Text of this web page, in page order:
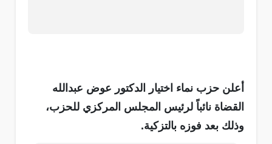
أعلن حزب نماء اختيار الدكتور عوض عبدالله
القضاة نائباً لرئيس المجلس المركزي للحزب،
وذلك بعد فوزه بالتزكية.